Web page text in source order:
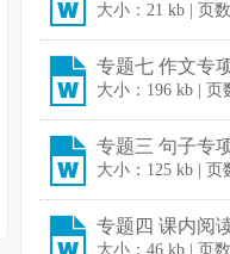
大小：21 kb | 页
专题七 作文专
大小：196 kb |
专题三 句子专
大小：125 kb |
专题四 课内阅
大小：46 kb | 页